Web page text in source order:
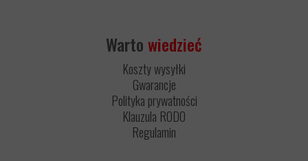
Wartowiedzieć
Koszty wysyłki
Gwarancje
Polityka prywatności
Klauzula RODO
Regulamin